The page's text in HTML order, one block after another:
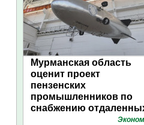
Мурманская область
оценит проект
пензенских
промышленников по
снабжению
поселений с помощью